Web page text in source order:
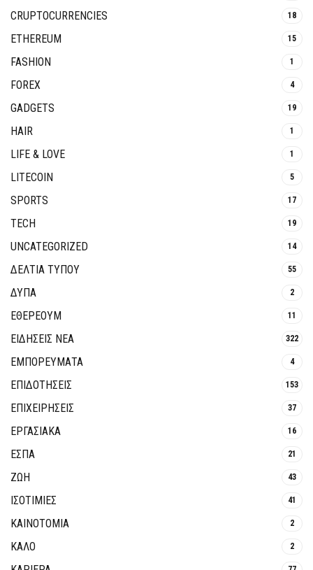
CRUPTOCURRENCIES 18
ETHEREUM 15
FASHION 1
FOREX 4
GADGETS 19
HAIR 1
LIFE & LOVE 1
LITECOIN 5
SPORTS 17
TECH 19
UNCATEGORIZED 14
ΔΕΛΤΙΑ ΤΥΠΟΥ 55
ΔΥΠΑ 2
ΕΘΈΡΕΟΥΜ 11
ΕΙΔΗΣΕΙΣ ΝΕΑ 322
ΕΜΠΟΡΕΥΜΑΤΑ 4
ΕΠΙΔΟΤΗΣΕΙΣ 153
ΕΠΙΧΕΙΡΗΣΕΙΣ 37
ΕΡΓΑΣΙΑΚΑ 16
ΕΣΠΑ 21
ΖΩΗ 43
ΙΣΟΤΙΜΙΕΣ 41
ΚΑΙΝΟΤΟΜΊΑ 2
ΚΑΛΟ 2